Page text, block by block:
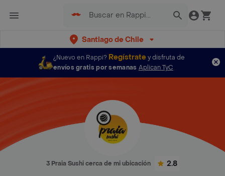
Santiago de Chile
¿Nuevo en Rappi? Regístratey disfruta de
envíos gratis por semanas Aplican TyC
3 Praia Sushi cerca de mi ubicación 2.8